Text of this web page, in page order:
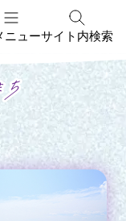
ニューサイト内検索